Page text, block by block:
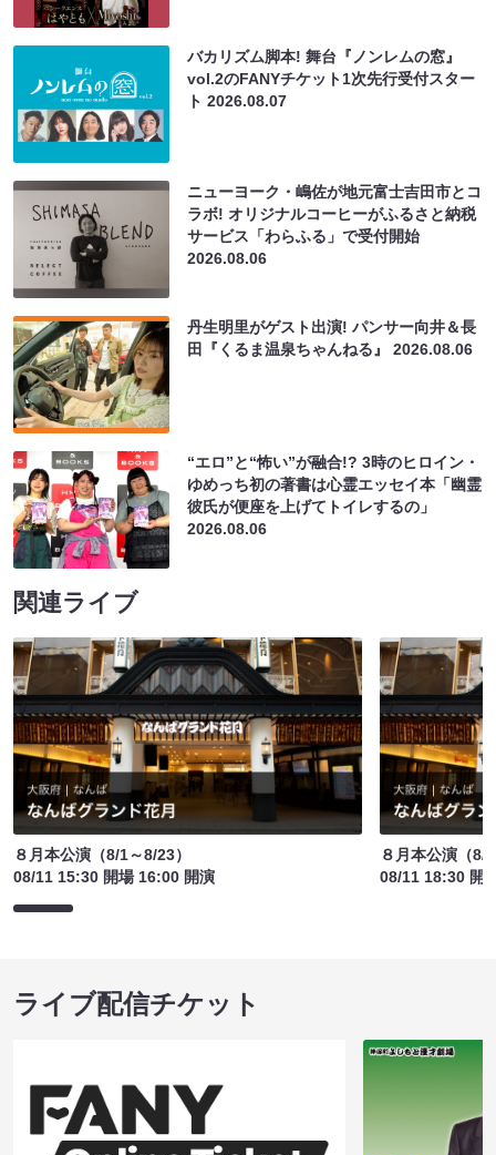
バカリズム脚本! 舞台『ノンレムの窓』
vol.2のFANYチケット1次先行受付スター
ト2026.08.07
ニューヨーク・嶋佐が地元富士吉田市とコ
ラボ! オリジナルコーヒーがふるさと納税
サービス「わらふる」で受付開始
2026.08.06
丹生明里がゲスト出演! パンサー向井＆長
田『くるま温泉ちゃんねる』2026.08.06
“エロ”と“怖い”が融合!? 3時のヒロイン・
ゆめっち初の著書は心霊エッセイ本「幽霊
彼氏が便座を上げてトイレするの」
2026.08.06
関連ライブ
８月本公演（8/1～8/23）
08/11 15:30 開場 16:00 開演
８月本公演（8/
08/11 18:30 開
ライブ配信チケット